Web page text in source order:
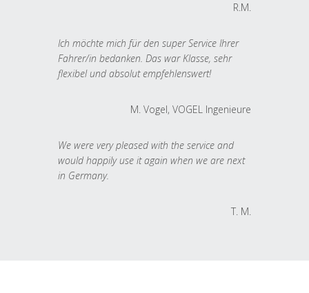
R.M.
Ich möchte mich für den super Service Ihrer
Fahrer/in bedanken. Das war Klasse, sehr
flexibel und absolut empfehlenswert!
M. Vogel, VOGEL Ingenieure
We were very pleased with the service and
would happily use it again when we are next
in Germany.
T. M.